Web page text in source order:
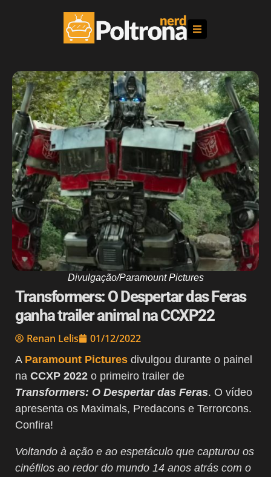
Divulgação/Paramount Pictures
Transformers: O Despertar das Feras
ganha trailer animal na CCXP22
Renan Lelis 01/12/2022
A Paramount Pictures divulgou durante o painel
na CCXP 2022 o primeiro trailer de
Transformers: O Despertar das Feras. O vídeo
apresenta os Maximals, Predacons e Terrorcons.
Confira!
Voltando à ação e ao espetáculo que capturou os
cinéfilos ao redor do mundo 14 anos atrás com o